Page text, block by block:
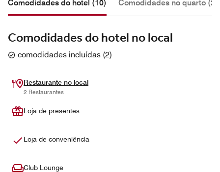
Comodidades do hotel (10) Comodidades no quarto (2)
Comodidades do hotel no local
comodidades incluídas (2)
Restaurante no local
2 Restaurantes
Loja de presentes
Loja de conveniência
Club Lounge